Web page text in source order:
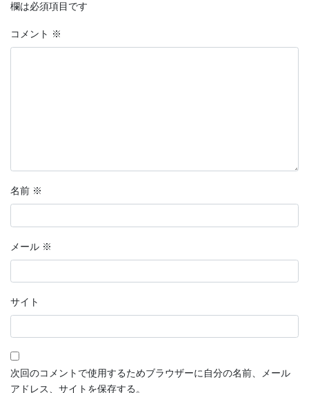
欄は必須項目です
コメント ※
名前 ※
メール ※
サイト
次回のコメントで使用するためブラウザーに自分の名前、メール
アドレス、サイトを保存する。